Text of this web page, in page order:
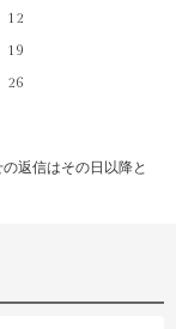
12
19
26
返信はその日以降と